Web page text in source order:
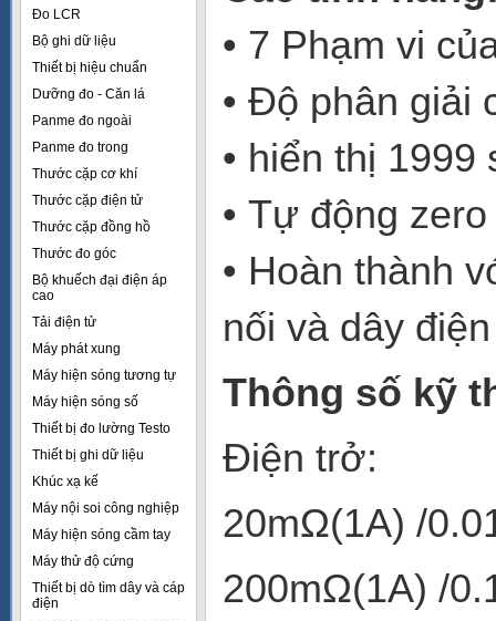
Đo LCR
Bộ ghi dữ liệu
Thiết bị hiệu chuẩn
Dưỡng đo - Căn lá
Panme đo ngoài
Panme đo trong
Thước cặp cơ khí
Thước cặp điện tử
Thước cặp đồng hồ
Thước đo góc
Bộ khuếch đại điện áp
cao
Tải điện tử
Máy phát xung
Máy hiện sóng tương tự
Máy hiện sóng số
Thiết bị đo lường Testo
Thiết bị ghi dữ liệu
Khúc xạ kế
Máy nội soi công nghiệp
Máy hiện sóng cầm tay
Máy thử độ cứng
Thiết bị dò tìm dây và cáp
điện
• 7 Phạm vi
• Độ phân giải
• hiển thị 1999
• Tự động zero
• Hoàn thành
nối và dây điện
Thông số kỹ
Điện trở:
20mΩ(1A) /
200mΩ(1A) /